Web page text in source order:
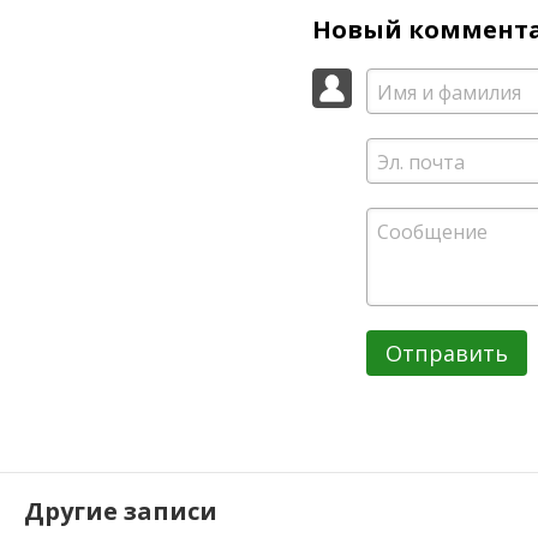
Новый
Отправить
Другие записи